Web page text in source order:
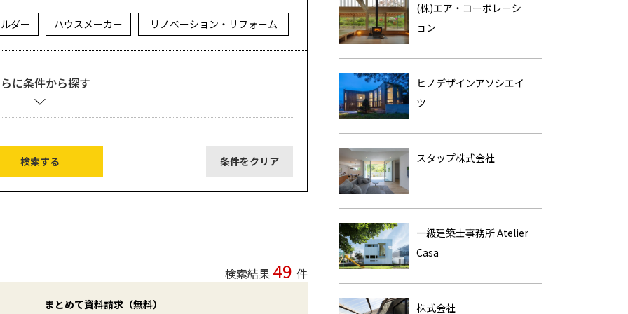
ダー ハウスメーカー リノベーション・リフォーム
に条件から探す
検索結果 49 件
まとめて資料請求（無料）
(株)エア・コーポレーシ
ョン
ヒノデザインアソシエイ
ツ
スタップ株式会社
一級建築士事務所 Atelier
Casa
株式会社